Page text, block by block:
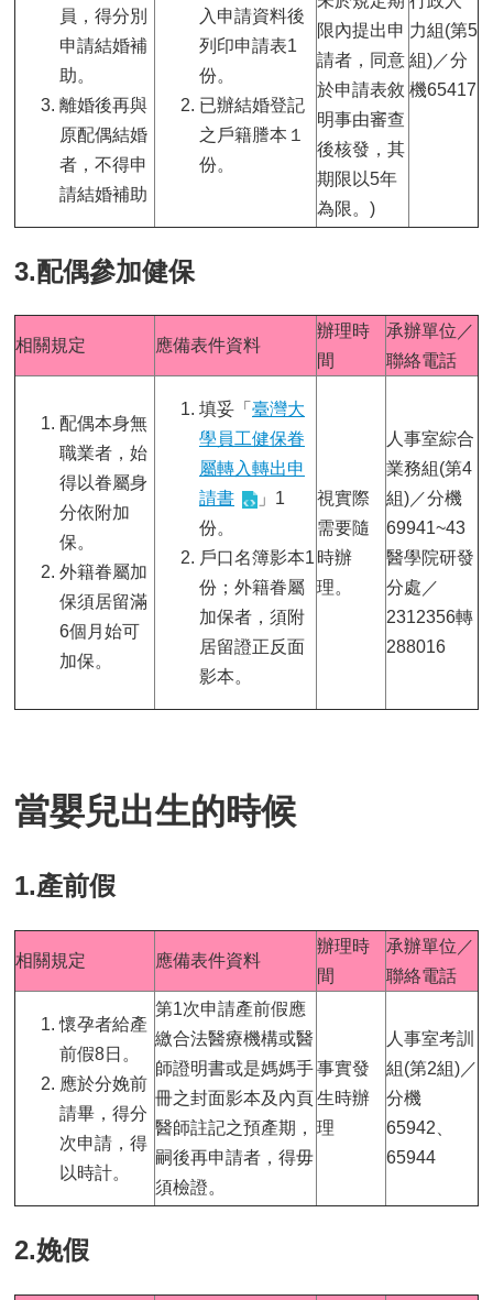
myNTU
English
員，得分別
申請結婚補
助。
離婚後再與
原配偶結婚
者，不得申
請結婚補助
入申請資料後
列印申請表1
份。
已辦結婚登記
之戶籍謄本１
份。
限內提出申
請者，同意
於申請表敘
明事由審查
後核發，其
期限以5年
為限。)
力組(第5
組)／分
機65417
3.配偶參加健保
相關規定 應備表件資料
辦理時
間
承辦單位／
聯絡電話
配偶本身無
職業者，始
得以眷屬身
分依附加
保。
外籍眷屬加
保須居留滿
6個月始可
加保。
填妥「 臺灣大
學員工健保眷
屬轉入轉出申
請書
」1
份。
戶口名簿影本1
份；外籍眷屬
加保者，須附
居留證正反面
影本。
視實際
需要隨
時辦
理。
人事室綜合
業務組(第4
組)／分機
69941~43
醫學院研發
分處／
2312356轉
288016
當嬰兒出生的時候
1.產前假
相關規定 應備表件資料
辦理時
間
承辦單位／
聯絡電話
懷孕者給產
前假8日。
應於分娩前
請畢，得分
次申請，得
以時計。
第1次申請產前假應
繳合法醫療機構或醫
師證明書或是媽媽手
冊之封面影本及內頁
醫師註記之預產期，
嗣後再申請者，得毋
須檢證。
事實發
生時辦
理
人事室考訓
組(第2組)／
分機
65942、
65944
2.娩假